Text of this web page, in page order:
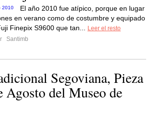
El año 2010 fue atípico, porque en lugar
en verano como de costumbre y equipado
Finepix S9600 que tan...
Leer el resto
Santimb
Segoviana, Pieza
Agosto del Museo de